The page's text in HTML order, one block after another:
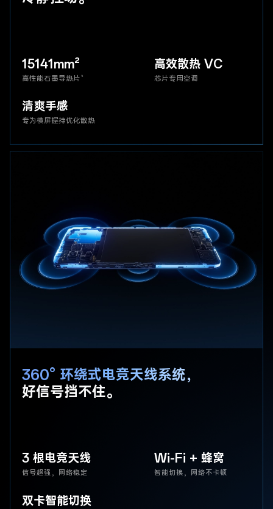
15141mm²
高性能石墨导热片 4
高效散热 VC
芯片专用空调
清爽手感
专为横屏握持优化散热
360° 环绕式电竞天线系统，
好信号挡不住。
3 根电竞天线
信号超强，网络稳定
Wi-Fi + 蜂窝
智能切换，网络不卡顿
双卡智能切换